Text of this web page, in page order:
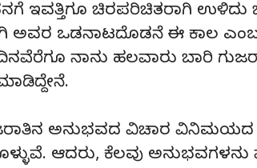
ಇವತ್ತಿಗೂ ಚಿರಪರಿಚಿತರಾಗಿ ಉಳಿದು
ಅವರ ಒಡನಾಟದೊಡನೆ ಈ ಕಾಲ
ನಾನು ಹಲವಾರು ಬಾರಿ
ಅನುಭವದ ವಿಚಾರ
ಆದರು, ಕೆಲವು ಅನುಭವಗಳನು